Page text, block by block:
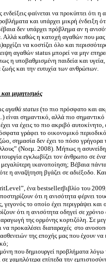
φαίνεται να προκύπτει ότι η
και υπάρχει μικρή ένδειξη
δεν υπάρχει πρόβλημα αν η
Αλλά καθώς η κατοχή αγαθών που μας
αρχίζει να κοστίζει όλο και
αγαθών status μπορεί να μην
η υποβαθμισμένη παιδεία και υγεία,
ζωής και την ευτυχία των ανθρώπων.
μιμητισμός
αγαθά status (το πιο πρόσφατο και
είναι σημαντικό, αλλά πιο
να έχεις το πιο ακριβό
γράφει το οικονομικό
σημασία δεν έχει το πόσο γρήγορα
(Νοεμ. 2008). Μήπως η
εγκλωβίζει τον άνθρωπο σε
μεγαλύτερη ικανοποίηση; Βέβαια
η αναζήτηση βγάζει σε αδιέξοδο.
ένα bestsellerβιβλίο του
ότι η ανισότητα φέρνει
γεγονός το οποίο έχει περιγράψει
ότι η ανισότητα οδηγεί σε
της ορμόνης κορτιζόλη. Σε
να προκαλέσει διαταραχές στο
της εποχής μας που έχουν
που δημιουργεί προβλήματα λόγω
σε χαμηλότερα επίπεδα την